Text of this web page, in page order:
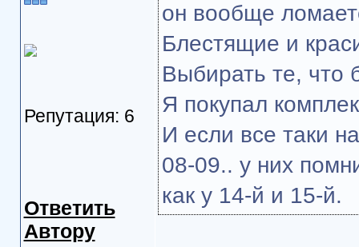
Репутация: 6
Ответить
Автору
он вообще
Блестящие и
Выбирать те, что
Я покупал
И если все таки
08-09.. у них
как у 14-й и 15-й.